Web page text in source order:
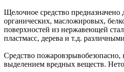
Щелочное средство предназначено
органических, масложировых,
поверхностей из нержавеющей
пластмасс, дерева и т.д.
Средство пожаровзрывобезопасно,
выделением вредных веществ.